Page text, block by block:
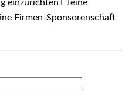
einzurichten
eine
Firmen-Sponsorenschaft